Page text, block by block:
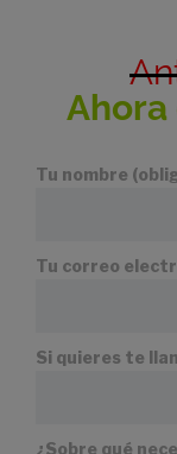
Tu nombre
Tu correo
Si quieres te
¿Sobre qué